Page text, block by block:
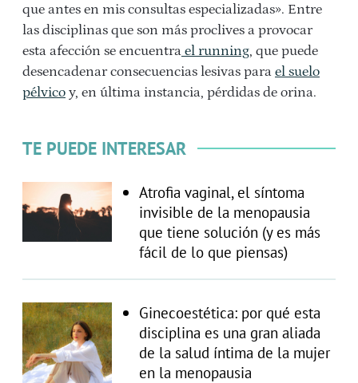
que antes en mis consultas especializadas». Entre
las disciplinas que son más proclives a provocar
esta afección se encuentra el running, que puede
desencadenar consecuencias lesivas para el suelo
pélvico y, en última instancia, pérdidas de orina.
TE PUEDE INTERESAR
Atrofia vaginal, el síntoma
invisible de la menopausia
que tiene solución (y es más
fácil de lo que piensas)
Ginecoestética: por qué esta
disciplina es una gran aliada
de la salud íntima de la mujer
en la menopausia